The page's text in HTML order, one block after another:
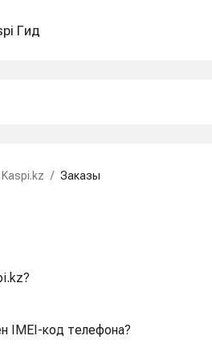
Гид
/ Заказы
IMEI-код телефона?